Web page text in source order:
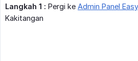
Langkah 1 : Pergi ke Admin Panel
Kakitangan